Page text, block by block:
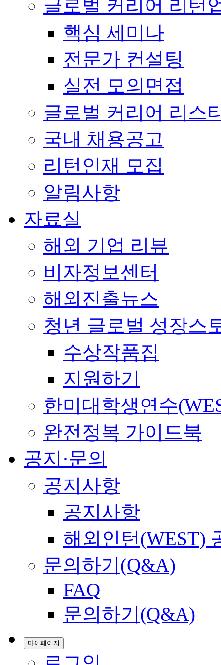
글로벌 커리어 리턴
핵심 세미나
전문가 컨설팅
실전 모의면접
글로벌 커리어 리스
국내 채용공고
리턴인재 모집
알림사항
자료실
해외 기업 리뷰
비자정보센터
해외진출뉴스
청년 글로벌 성장스
수상작품집
지원하기
한미대학생연수
완전정복 가이드북
공지·문의
공지사항
공지사항
해외인턴(WEST)
문의하기(Q&A)
FAQ
문의하기(Q&A)
마이페이지